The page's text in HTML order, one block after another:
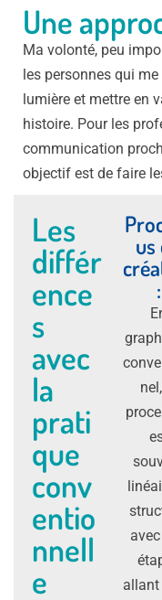
Une
Ma volonté, peu
les personnes qui
lumière et mettre en
histoire. Pour les
communication
objectif est de faire
Les
différ
ence
s
avec
la
prati
que
conv
entio
nnell
e
us
:
allant